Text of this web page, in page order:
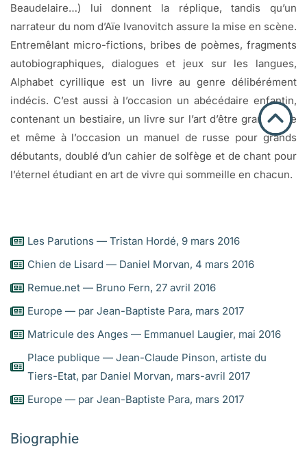
Beaudelaire…) lui donnent la réplique, tandis qu’un
narrateur du nom d’Aïe Ivanovitch assure la mise en scène.
Entremêlant micro-fictions, bribes de poèmes, fragments
autobiographiques, dialogues et jeux sur les langues,
Alphabet cyrillique est un livre au genre délibérément
indécis. C’est aussi à l’occasion un abécédaire enfantin,
contenant un bestiaire, un livre sur l’art d’être grand-père
et même à l’occasion un manuel de russe pour grands
débutants, doublé d’un cahier de solfège et de chant pour
l’éternel étudiant en art de vivre qui sommeille en chacun.
Les Parutions — Tristan Hordé, 9 mars 2016
Chien de Lisard — Daniel Morvan, 4 mars 2016
Remue.net — Bruno Fern, 27 avril 2016
Europe — par Jean-Baptiste Para, mars 2017
Matricule des Anges — Emmanuel Laugier, mai 2016
Place publique — Jean-Claude Pinson, artiste du
Tiers-Etat, par Daniel Morvan, mars-avril 2017
Europe — par Jean-Baptiste Para, mars 2017
Biographie